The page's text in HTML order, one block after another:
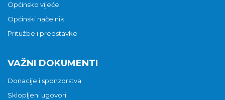
Općinsko vijeće
Općinski načelnik
Pritužbe i predstavke
VAŽNI DOKUMENTI
Donacije i sponzorstva
Sklopljeni ugovori